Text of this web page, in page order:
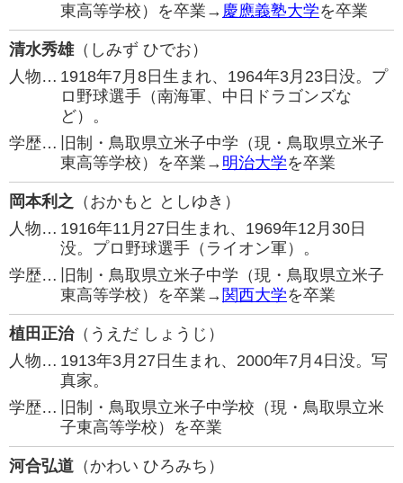
東高等学校）を卒業→ 慶應義塾大学を卒業
清水秀雄（しみず ひでお）
人物… 1918年7月8日生まれ、1964年3月23日没。プ
ロ野球選手（南海軍、中日ドラゴンズな
ど）。
学歴…
旧制・鳥取県立米子中学（現・鳥取県立米子
東高等学校）を卒業→ 明治大学を卒業
岡本利之 （おかもと としゆき）
人物… 1916年11月27日生まれ、1969年12月30日
没。プロ野球選手（ライオン軍）。
学歴…
旧制・鳥取県立米子中学（現・鳥取県立米子
東高等学校）を卒業→ 関西大学を卒業
植田正治（うえだ しょうじ）
人物… 1913年3月27日生まれ、2000年7月4日没。写
真家。
学歴…
旧制・鳥取県立米子中学校（現・鳥取県立米
子東高等学校）を卒業
河合弘道 （かわい ひろみち）